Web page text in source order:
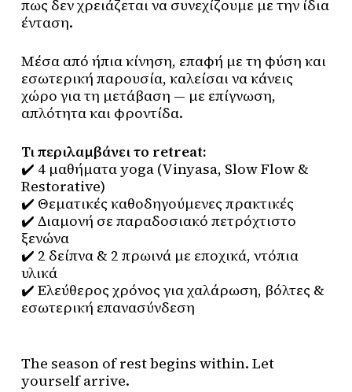
πως δεν χρειάζεται να συνεχίζουμε με την ίδια
ένταση.
Μέσα από ήπια κίνηση, επαφή με τη φύση και
εσωτερική παρουσία, καλείσαι να κάνεις
χώρο για τη μετάβαση — με επίγνωση,
απλότητα και φροντίδα.
Τι περιλαμβάνει το retreat:
✔️ 4 μαθήματα yoga (Vinyasa, Slow Flow &
Restorative)
✔️ Θεματικές καθοδηγούμενες πρακτικές
✔️ Διαμονή σε παραδοσιακό πετρόχτιστο
ξενώνα
✔️ 2 δείπνα & 2 πρωινά με εποχικά, ντόπια
υλικά
✔️ Ελεύθερος χρόνος για χαλάρωση, βόλτες &
εσωτερική επανασύνδεση
The season of rest begins within. Let
yourself arrive.